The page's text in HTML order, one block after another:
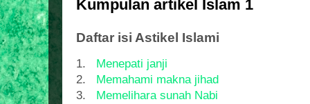
Kumpulan artikel Islam 1
Daftar isi Astikel Islami
1. Menepati janji
2. Memahami makna jihad
3. Memelihara sunah Nabi